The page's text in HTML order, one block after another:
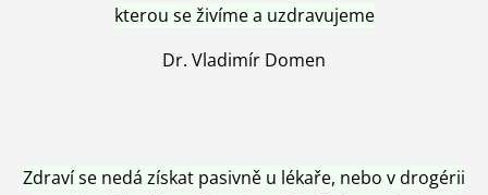
kterou se živíme a uzdravujeme
Dr. Vladimír Domen
Zdraví se nedá získat pasivně u lékaře, nebo v drogérii